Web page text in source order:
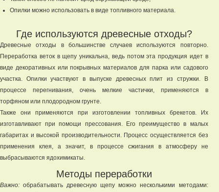
Опилки можно использовать в виде топливного материала.
Где используются древесные отходы?
Древесные отходы в большинстве случаев используются повторно.
Переработка веток в щепу уникальна, ведь потом эта продукция идет в
виде декоративных или покрывных материалов для парка или садового
участка. Опилки участвуют в выпуске древесных плит из стружки. В
процессе перегнивания, очень мелкие частички, применяются в
торфяном или плодородном грунте.
Также они применяются при изготовлении топливных брекетов. Их
изготавливают при помощи прессования. Его преимущество в малых
габаритах и высокой производительности. Процесс осуществляется без
применения клея, а значит, в процессе сжигания в атмосферу не
выбрасываются ядохимикаты.
Методы переработки
Важно: обрабатывать древесную щепу можно несколькими методами: